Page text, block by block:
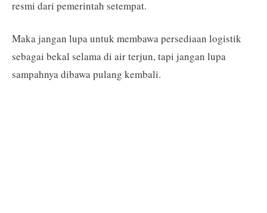
resmi dari pemerintah setempat.
Maka jangan lupa untuk membawa persediaan logistik
sebagai bekal selama di air terjun, tapi jangan lupa
sampahnya dibawa pulang kembali.